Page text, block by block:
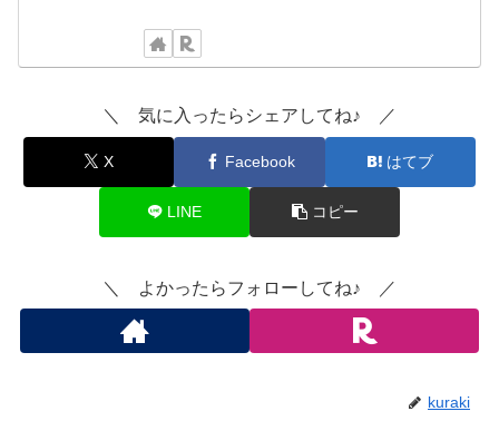
＼ 気に入ったらシェアしてね♪ ／
X Facebook はてブ
LINE コピー
＼ よかったらフォローしてね♪ ／
kuraki